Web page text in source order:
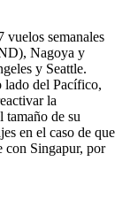
vuelos semanales
Nagoya y
y Seattle.
lado del Pacífico,
la
de su
en el caso de que
con Singapur, por